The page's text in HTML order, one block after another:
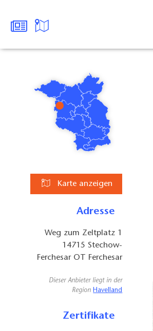
Karte anzeigen
Adresse
Weg zum Zeltplatz 1
14715 Stechow-
Ferchesar OT Ferchesar
Dieser Anbieter liegt in der
Region Havelland
Zertifikate